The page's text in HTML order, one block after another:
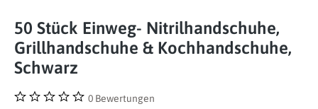
50 Stück Einweg- Nitrilhandschuhe,
Grillhandschuhe & Kochhandschuhe,
Schwarz
0 Bewertungen